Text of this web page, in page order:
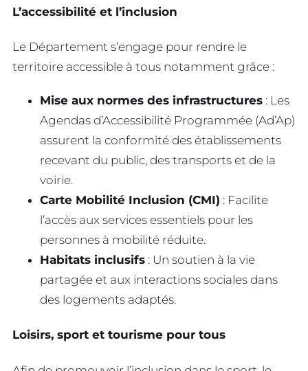
L’accessibilité et l’inclusion
Le Département s’engage pour rendre le
territoire accessible à tous notamment grâce :
Mise aux normes des infrastructures : Les
Agendas d’Accessibilité Programmée (Ad’Ap)
assurent la conformité des établissements
recevant du public, des transports et de la
voirie.
Carte Mobilité Inclusion (CMI) : Facilite
l’accès aux services essentiels pour les
personnes à mobilité réduite.
Habitats inclusifs : Un soutien à la vie
partagée et aux interactions sociales dans
des logements adaptés.
Loisirs, sport et tourisme pour tous